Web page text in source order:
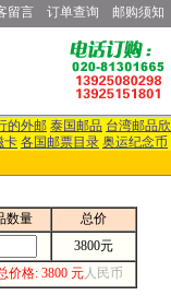
留言 订单查询 邮购须知
的外邮 泰国邮品 台湾邮品欣
卡 各国邮票目录 奥运纪念币
数量
总价
3800元
价格: 3800 元人民币